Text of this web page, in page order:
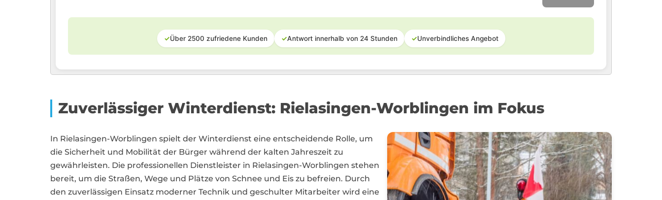
✓Über 2500 zufriedene Kunden ✓Antwort innerhalb von 24 Stunden ✓Unverbindliches Angebot
Zuverlässiger Winterdienst: Rielasingen-Worblingen im Fokus
In Rielasingen-Worblingen spielt der Winterdienst eine entscheidende Rolle, um
die Sicherheit und Mobilität der Bürger während der kalten Jahreszeit zu
gewährleisten. Die professionellen Dienstleister in Rielasingen-Worblingen stehen
bereit, um die Straßen, Wege und Plätze von Schnee und Eis zu befreien. Durch
den zuverlässigen Einsatz moderner Technik und geschulter Mitarbeiter wird eine